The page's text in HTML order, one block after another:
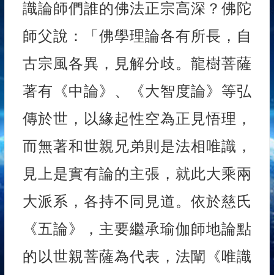
識論師們誰的佛法正宗高深？佛陀
師父說：「佛學理論各有所長，自
古宗風各異，見解分歧。龍樹菩薩
著有《中論》、《大智度論》等弘
傳於世，以緣起性空為正見悟理，
而無著和世親兄弟則是法相唯識，
見上是實有論的主張，就此大乘兩
大派系，各持不同見道。依於慈氏
《五論》，主要繼承瑜伽師地論點
的以世親菩薩為代表，法闡《唯識